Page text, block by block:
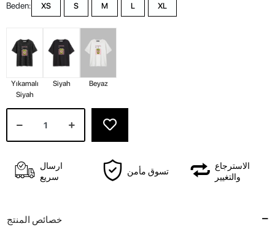
Beden: XS S M L XL
Yıkamalı
Siyah
Siyah Beyaz
ارسال
سريع
تسوق مأمن
الاسترجاع
والتغيير
خصائص المنتج